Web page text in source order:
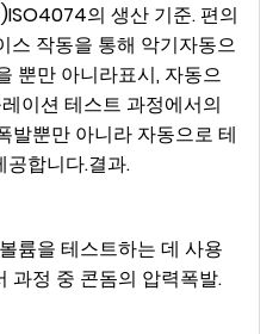
ISO4074의 생산 기준. 편의
스 작동을 통해 악기자동으
뿐만 아니라표시, 자동으
이션 테스트 과정에서의
발뿐만 아니라 자동으로 테
공합니다.결과.
륨을 테스트하는 데 사용
과정 중 콘돔의 압력폭발.